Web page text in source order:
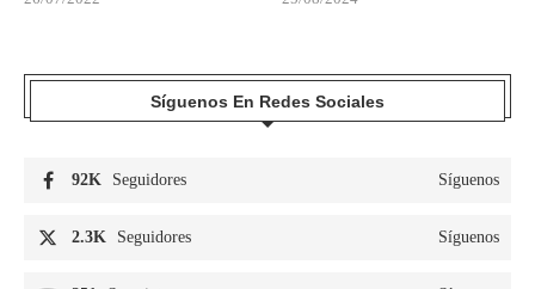
Síguenos En Redes Sociales
92K Seguidores Síguenos
2.3K Seguidores Síguenos